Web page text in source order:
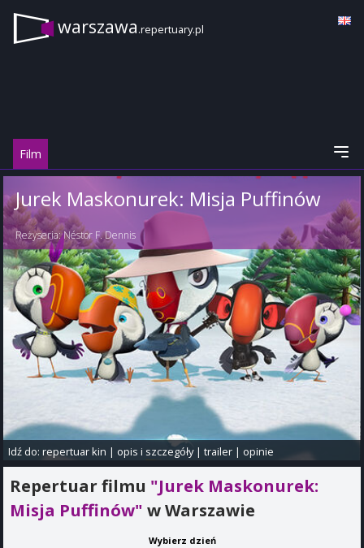
warszawa.repertuary.pl
Film
Jurek Maskonurek: Misja Puffinów
Reżyseria:Néstor F. Dennis
Idź do:repertuar kin | opis i szczegóły|trailer |opinie
Repertuar filmu "Jurek Maskonurek:
Misja Puffinów" w Warszawie
Wybierz dzień